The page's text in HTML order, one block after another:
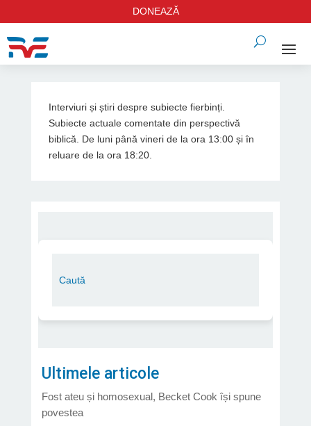
DONEAZĂ
Interviuri și știri despre subiecte fierbinți.
Subiecte actuale comentate din perspectivă
biblică. De luni până vineri de la ora 13:00 și în
reluare de la ora 18:20.
Ultimele articole
Fost ateu și homosexual, Becket Cook își spune
povestea